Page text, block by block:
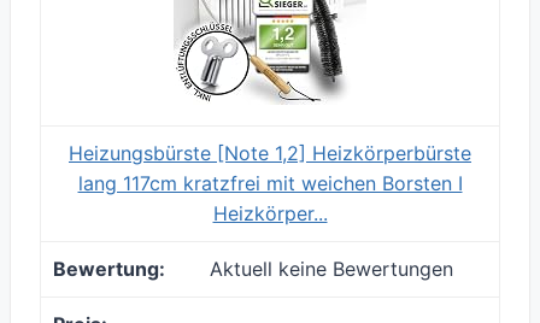
Heizungsbürste [Note 1,2] Heizkörperbürste
lang 117cm kratzfrei mit weichen Borsten I
Heizkörper...
Aktuell keine Bewertungen